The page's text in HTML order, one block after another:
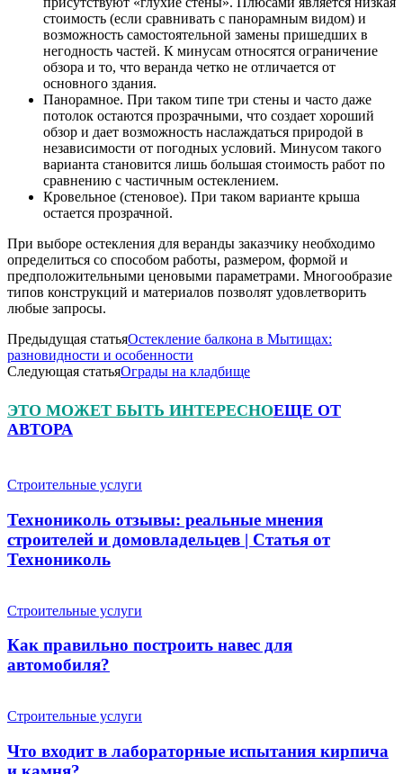
стоимость (если сравнивать с панорамным видом) и
возможность самостоятельной замены пришедших в
негодность частей. К минусам относятся ограничение
обзора и то, что веранда четко не отличается от
основного здания.
Панорамное. При таком типе три стены и часто даже
потолок остаются прозрачными, что создает хороший
обзор и дает возможность наслаждаться природой в
независимости от погодных условий. Минусом такого
варианта становится лишь большая стоимость работ по
сравнению с частичным остеклением.
Кровельное (стеновое). При таком варианте крыша
остается прозрачной.
При выборе остекления для веранды заказчику необходимо
определиться со способом работы, размером, формой и
предположительными ценовыми параметрами. Многообразие
типов конструкций и материалов позволят удовлетворить
любые запросы.
Предыдущая статьяОстекление балкона в Мытищах:
разновидности и особенности
Следующая статьяОграды на кладбище
ЭТО МОЖЕТ БЫТЬ ИНТЕРЕСНОЕЩЕ ОТ
АВТОРА
Строительные услуги
Технониколь отзывы: реальные мнения
строителей и домовладельцев | Статья от
Технониколь
Строительные услуги
Как правильно построить навес для
автомобиля?
Строительные услуги
Что входит в лабораторные испытания кирпича